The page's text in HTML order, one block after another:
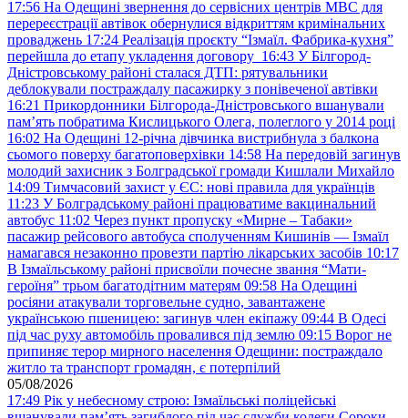
17:56 На Одещині звернення до сервісних центрів МВС для
перереєстрації автівок обернулися відкриттям кримінальних
проваджень 17:24 Реалізація проєкту “Ізмаїл. Фабрика-кухня”
перейшла до етапу укладення договору 16:43 У Білгород-
Дністровському районі сталася ДТП: рятувальники
деблокували постраждалу пасажирку з понівеченої автівки
16:21 Прикордонники Білгорода-Дністровського вшанували
пам’ять побратима Кислицького Олега, полеглого у 2014 році
16:02 На Одещині 12-річна дівчинка вистрибнула з балкона
сьомого поверху багатоповерхівки 14:58 На передовій загинув
молодий захисник з Болградської громади Кишлали Михайло
14:09 Тимчасовий захист у ЄС: нові правила для українців
11:23 У Болградському районі працюватиме вакцинальний
автобус 11:02 Через пункт пропуску «Мирне – Табаки»
пасажир рейсового автобуса сполученням Кишинів — Ізмаїл
намагався незаконно провезти партію лікарських засобів 10:17
В Ізмаїльському районі присвоїли почесне звання “Мати-
героїня” трьом багатодітним матерям 09:58 На Одещині
росіяни атакували торговельне судно, завантажене
українською пшеницею: загинув член екіпажу 09:44 В Одесі
під час руху автомобіль провалився під землю 09:15 Ворог не
припиняє терор мирного населення Одещини: постраждало
житло та транспорт громадян, є потерпілий
05/08/2026
17:49 Рік у небесному строю: Ізмаїльські поліцейські